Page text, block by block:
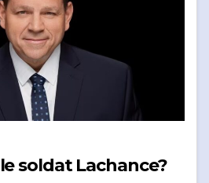
soldat Lachance?